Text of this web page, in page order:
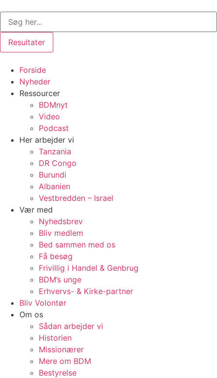
indhold
Search
Resultater
Forside
Nyheder
Ressourcer
BDMnyt
Video
Podcast
Her arbejder vi
Tanzania
DR Congo
Burundi
Albanien
Vestbredden – Israel
Vær med
Nyhedsbrev
Bliv medlem
Bed sammen med os
Få besøg
Frivillig i Handel & Genbrug
BDM’s unge
Erhvervs- & Kirke-partner
Bliv Volontør
Om os
Sådan arbejder vi
Historien
Missionærer
Mere om BDM
Bestyrelse